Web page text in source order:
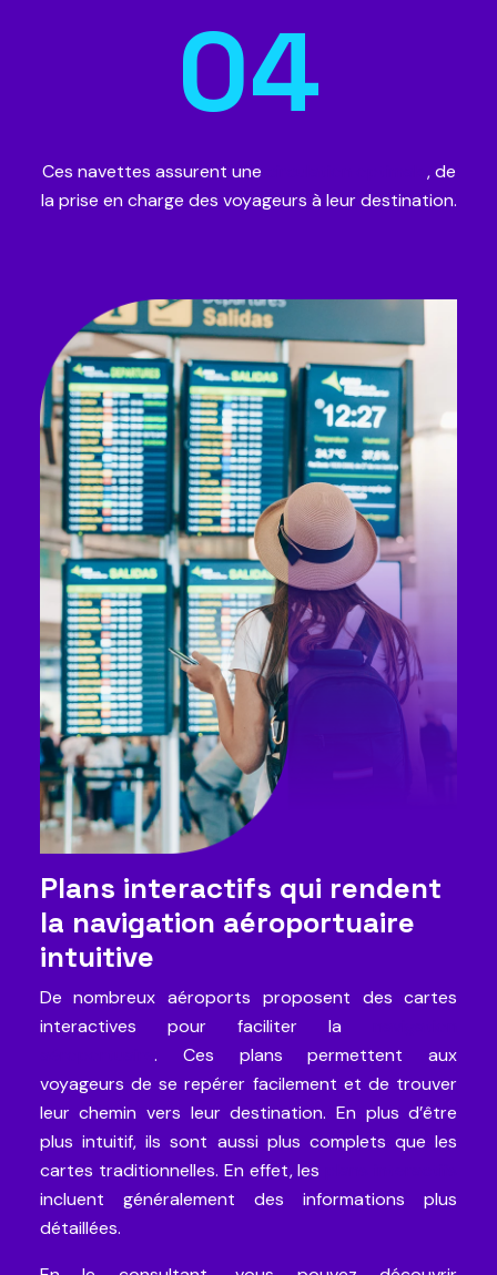
04
Ces navettes assurent une
, de
la prise en charge des voyageurs à leur destination.
Plans interactifs qui rendent
la navigation aéroportuaire
intuitive
De nombreux aéroports proposent des cartes
interactives pour faciliter la
. Ces plans permettent aux
voyageurs de se repérer facilement et de trouver
leur chemin vers leur destination. En plus d’être
plus intuitif, ils sont aussi plus complets que les
cartes traditionnelles. En effet, les
incluent généralement des informations plus
détaillées.